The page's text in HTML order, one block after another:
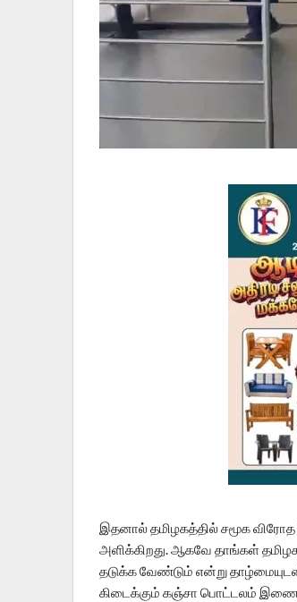
இதனால் தமிழகத்தில் சமூக விரோத
அளிக்கிறது. ஆகவே தாங்கள்
தடுக்க வேண்டும் என்று
கிடைக்கும் கஞ்சா பொட்டலம்